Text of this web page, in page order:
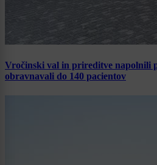
Vročinski val in prireditve napolnili
obravnavali do 140 pacientov